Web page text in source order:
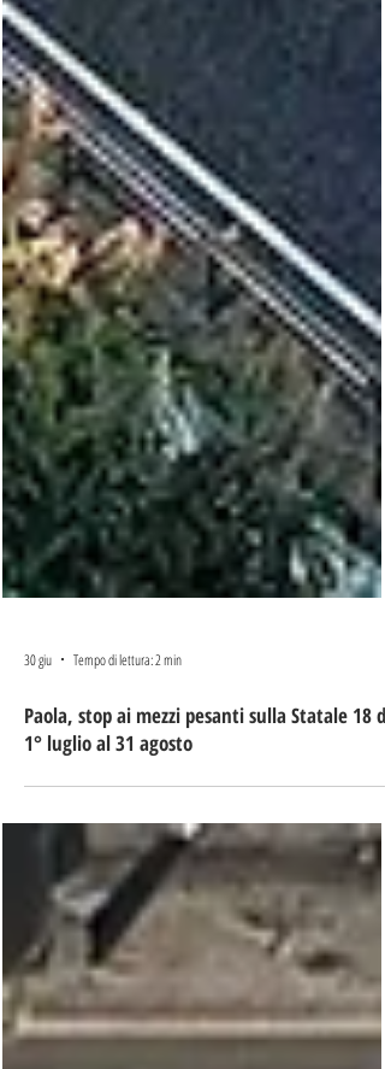
30 giu Tempo di lettura: 2 min
Paola, stop ai mezzi pesanti sulla Statale 18
1° luglio al 31 agosto